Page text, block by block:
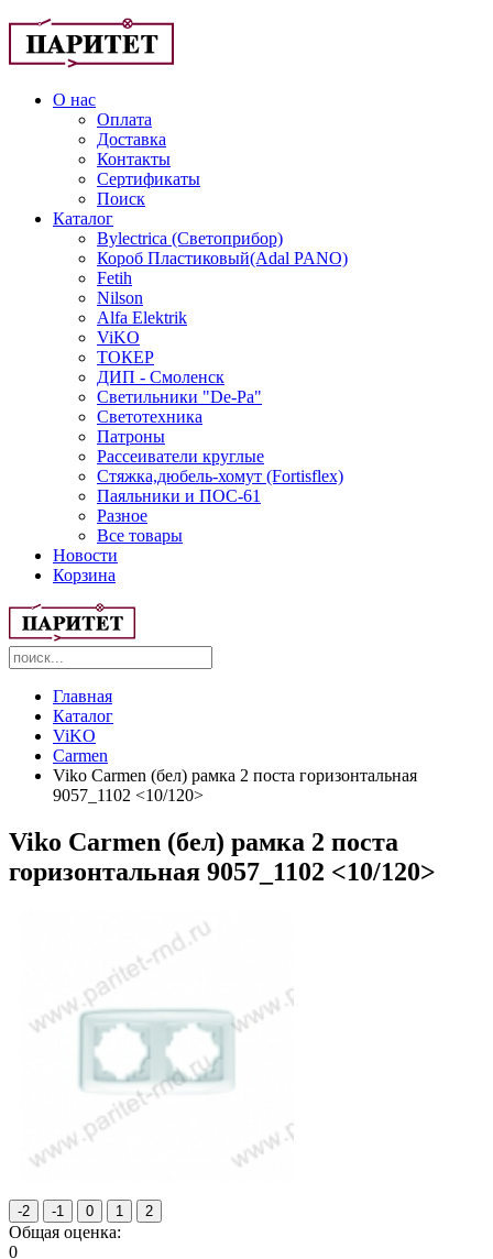
О нас
Оплата
Доставка
Контакты
Сертификаты
Поиск
Каталог
Bylectrica (Светоприбор)
Короб Пластиковый(Adal PANO)
Fetih
Nilson
Alfa Elektrik
ViKO
ТОКЕР
ДИП - Смоленск
Светильники "De-Pa"
Светотехника
Патроны
Рассеиватели круглые
Стяжка,дюбель-хомут (Fortisflex)
Паяльники и ПОС-61
Разное
Все товары
Новости
Корзина
Главная
Каталог
ViKO
Carmen
Viko Carmen (бел) рамка 2 поста горизонтальная
9057_1102 <10/120>
Viko Carmen (бел) рамка 2 поста
горизонтальная 9057_1102 <10/120>
Общая оценка:
0